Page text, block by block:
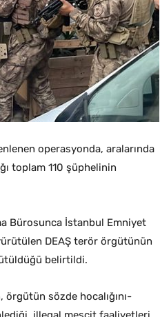
operasyonda, aralarında
toplam 110 şüphelinin
Bürosunca İstanbul Emniyet
DEAŞ terör örgütünün
belirtildi.
sözde hocalığını-